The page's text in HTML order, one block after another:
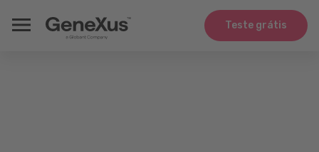
Teste grátis